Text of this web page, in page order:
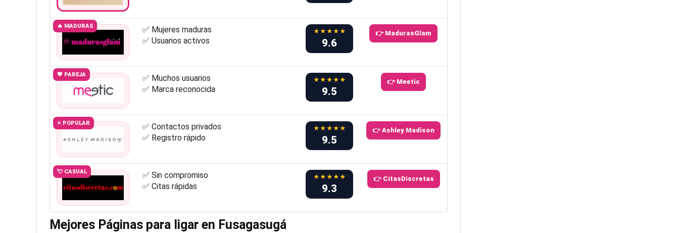
🔥 MADURAS
✅ Mujeres maduras
✅ Usuarios activos
★★★★★
9.6
👉 MadurasGlam
💖 PAREJA
✅ Muchos usuarios
✅ Marca reconocida
★★★★★
9.5
👉 Meetic
⭐ POPULAR
✅ Contactos privados
✅ Registro rápido
★★★★★
9.5
👉 Ashley Madison
💘 CASUAL
✅ Sin compromiso
✅ Citas rápidas
★★★★★
9.3
👉 CitasDiscretas
Mejores Páginas para ligar en Fusagasugá